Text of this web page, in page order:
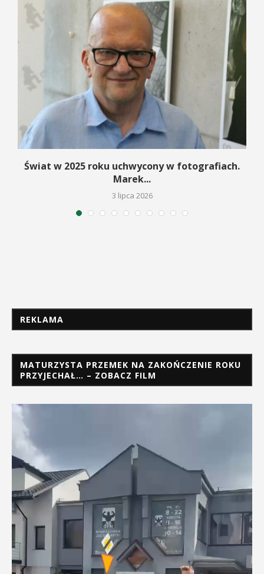
Świat w 2025 roku uchwycony w fotografiach.
Marek...
3 lipca 2026
REKLAMA
MATURZYSTA PRZEMEK NA ZAKOŃCZENIE ROKU
PRZYJECHAŁ… – ZOBACZ FILM
Odtwarzacz